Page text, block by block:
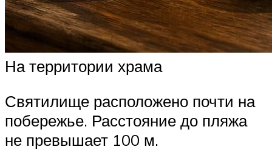
На территории храма
Святилище расположено почти на
побережье. Расстояние до пляжа
не превышает 100 м.